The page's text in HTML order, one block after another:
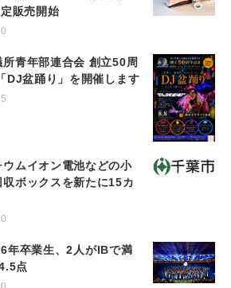
販売開始
青年部連合会 創立50周
DJ盆踊り」を開催します
ムイオン電池などの小
ボックスを新たに15カ
年卒業生、2人がIBで満
点